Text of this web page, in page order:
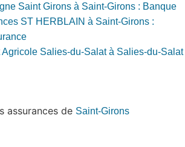
Saint Girons à Saint-Girons : Banque
ST HERBLAIN à Saint-Girons :
Salies-du-Salat à Salies-du-Salat
assurances de Saint-Girons